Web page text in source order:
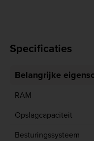
Specificaties
Belangrijke
RAM
Opslagcapaciteit
Besturingssysteem